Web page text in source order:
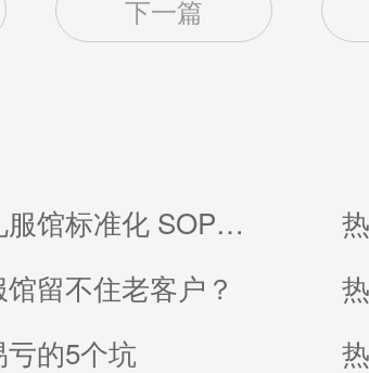
下一篇
员工不会管？礼服馆标准化 SOP 直接抄
留不住老客户？
的5个坑